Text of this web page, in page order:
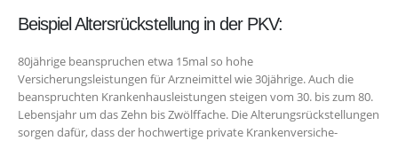
Beispiel Altersrückstellung in der PKV:
80­jährige beanspruchen etwa 15­mal so hohe
Versicherungsleistungen für Arznei­mittel wie 30­jährige. Auch die
beanspruchten Krankenhausleistungen steigen vom 30. bis zum 80.
Lebensjahr um das Zehn­ bis Zwölffache. Die Alterungsrückstellungen
sorgen dafür, dass der hochwertige private Krankenversiche­